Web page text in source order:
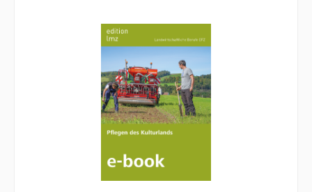
Salta la galleria di immagini